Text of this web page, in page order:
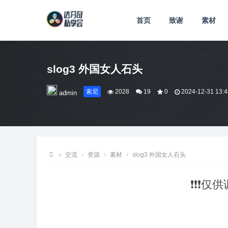
首页 致谢 素材
slog3 外国女人石头
admin 索尼 2028 19 0 2024-12-31
» 交流 › 资源 › 素材 › slog3 外国女人石头
❗❗❗仅